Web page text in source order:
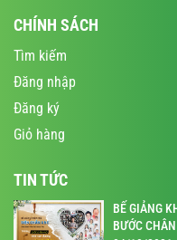
CHÍNH SÁCH
Tìm kiếm
Đăng nhập
Đăng ký
Giỏ hàng
TIN TỨC
BẾ GIẢNG
BƯỚC